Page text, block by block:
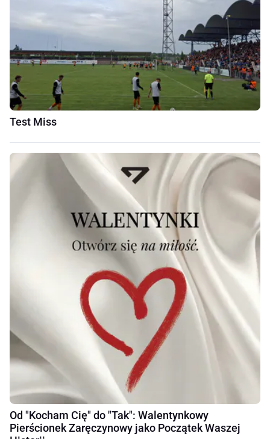
Test Miss
Od "Kocham Cię" do "Tak": Walentynkowy
Pierścionek Zaręczynowy jako Początek Waszej